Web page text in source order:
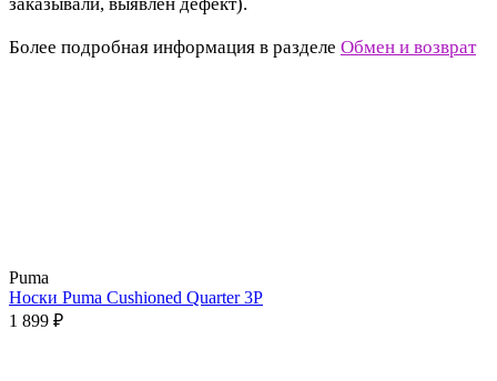
Более подробная информация в разделе Обмен и возврат
Puma
Носки Puma Cushioned Quarter 3P
1 899 ₽